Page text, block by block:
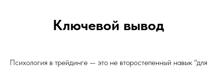
Ключевой вывод
Психология в трейдинге — это не второстепенный навык "для